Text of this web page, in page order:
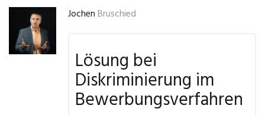
Jochen Bruschied
Lösung bei
Diskriminierung im
Bewerbungsverfahren